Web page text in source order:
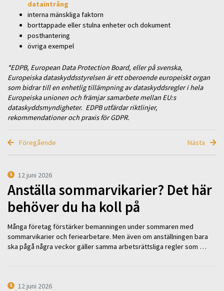
dataintrång
interna mänskliga faktorn
borttappade eller stulna enheter och dokument
posthantering
övriga exempel
*EDPB, European Data Protection Board, eller på svenska,
Europeiska dataskyddsstyrelsen är ett oberoende europeiskt organ
som bidrar till en enhetlig tillämpning av dataskyddsregler i hela
Europeiska unionen och främjar samarbete mellan EU:s
dataskyddsmyndigheter. EDPB utfärdar riktlinjer,
rekommendationer och praxis för GDPR.
Föregående Nästa
12 juni 2026
Anställa sommarvikarier? Det här
behöver du ha koll på
Många företag förstärker bemanningen under sommaren med
sommarvikarier och feriearbetare. Men även om anställningen bara
ska pågå några veckor gäller samma arbetsrättsliga regler som …
12 juni 2026